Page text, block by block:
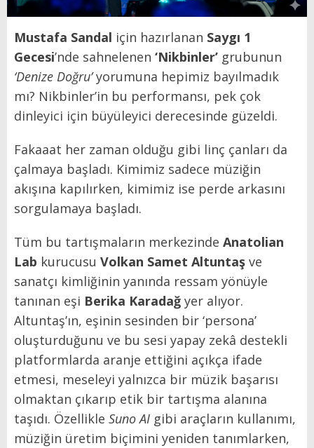
Mustafa Sandal için hazırlanan Saygı 1
Gecesi’nde sahnelenen ‘Nikbinler’ grubunun
‘Denize Doğru’yorumuna hepimiz bayılmadık
mı? Nikbinler’in bu performansı, pek çok
dinleyici için büyüleyici derecesinde güzeldi.
Fakaaat her zaman olduğu gibi linç çanları da
çalmaya başladı. Kimimiz sadece müziğin
akışına kapılırken, kimimiz ise perde arkasını
sorgulamaya başladı.
Tüm bu tartışmaların merkezinde Anatolian
Lab kurucusu Volkan Samet Altuntaş ve
sanatçı kimliğinin yanında ressam yönüyle
tanınan eşi Berika Karadağ yer alıyor.
Altuntaş’ın, eşinin sesinden bir ‘persona’
oluşturduğunu ve bu sesi yapay zekâ destekli
platformlarda aranje ettiğini açıkça ifade
etmesi, meseleyi yalnızca bir müzik başarısı
olmaktan çıkarıp etik bir tartışma alanına
taşıdı. Özellikle Suno AI gibi araçların kullanımı,
müziğin üretim biçimini yeniden tanımlarken,